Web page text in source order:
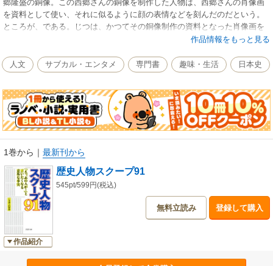
郷隆盛の銅像。この西郷さんの銅像を制作した人物は、西郷さんの肖像画
を資料として使い、それに似るように顔の表情などを刻んだのだという。
ところが、である。じつは、かつてその銅像制作の資料となった肖像画を
見た西郷さんの未亡人は、「まったく似ていない」と冷たくいったとか。
のイメージだが、それは「似ていない」と未亡人が評価した肖像画のイメ
ージである…。つまり、西郷さんはもっと目元涼しく、鼻筋通った顔だっ
収録。新聞や週刊誌のスクープ記事調な視点でまとめてみた。漱石の飼っ
ていたネコは本当に名前がなく、「ネコ、ネコ」と呼んでいたとか、教科
書には出てこない話題を、歴史雑学として楽しんでいただきたい一冊であ
作品情報をもっと見る
人文 サブカル・エンタメ 専門書 趣味・生活 日本史
1巻から ｜ 最新刊から
作品紹介
歴史人物スクープ91
545pt/599円(税込)
無料立読み 登録して購入